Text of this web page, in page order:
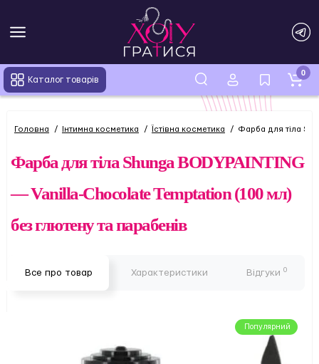
Каталог товарів
0
Головна Інтимна косметика Їстівна косметика Фарба для тіла
Фарба для тіла Shunga BODYPAINTING
— Vanilla-Chocolate Temptation (100 мл)
без глютену та парабенів
Все про товар Характеристики Відгуки 0
Популярний